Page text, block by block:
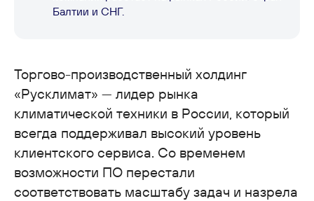
Балтии и СНГ.
Торгово-производственный холдинг
«Русклимат» — лидер рынка
климатической техники в России, который
всегда поддерживал высокий уровень
клиентского сервиса. Со временем
возможности ПО перестали
соответствовать масштабу задач и назрела